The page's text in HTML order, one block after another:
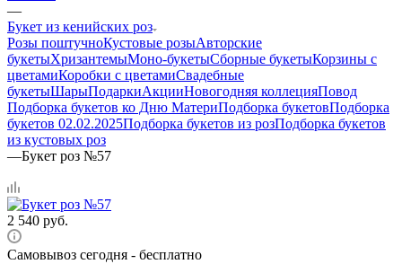
—
Букет из кенийских роз
Розы поштучноКустовые розыАвторские
букетыХризантемыМоно-букетыСборные букетыКорзины с
цветамиКоробки с цветамиСвадебные
букетыШарыПодаркиАкцииНовогодняя коллецияПовод
Подборка букетов ко Дню МатериПодборка букетовПодборка
букетов 02.02.2025Подборка букетов из розПодборка букетов
из кустовых роз
—Букет роз №57
2 540 руб.
Самовывоз сегодня - бесплатно